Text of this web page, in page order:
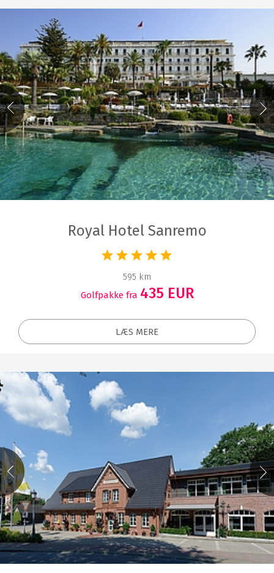
Royal Hotel Sanremo
595 km
Golfpakke fra 435 EUR
LÆS MERE